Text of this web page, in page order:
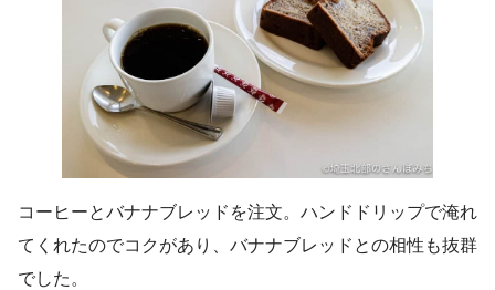
コーヒーとバナナブレッドを注文。ハンドドリップで淹れ
てくれたのでコクがあり、バナナブレッドとの相性も抜群
でした。